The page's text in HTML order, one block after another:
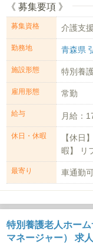
《 募集要項 》
募集資格 介護支
勤務地 青森県
施設形態 特別養
雇用形態 常勤
給与 月給：
休日・休暇
【休
暇】 リ
最寄り 車通勤
特別養護老人ホー
マネージャー） 求人